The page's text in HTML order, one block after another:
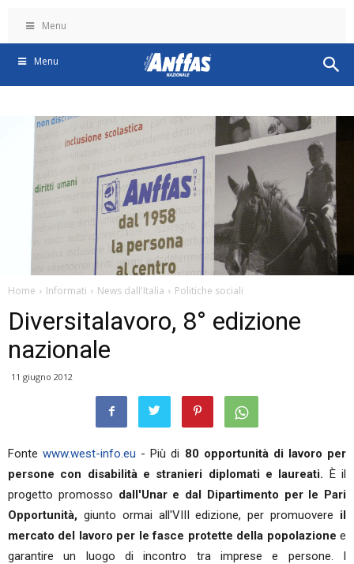
Menu
Menu
Home Informati News dall'Italia Politiche sociali
Diversitalavoro, 8° edizione
nazionale
11 giugno 2012
Fontewww.west-info.eu - Più di 80 opportunità di lavoro per
persone con disabilità e stranieri diplomati e laureati. È il
progetto promosso dall'Unar e dal Dipartimento per le Pari
Opportunità, giunto ormai all'VIII edizione, per promuovere il
mercato del lavoro per le fasce protette della popolazione e
garantire un luogo di incontro tra imprese e persone. I